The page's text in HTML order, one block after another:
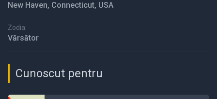
New Haven, Connecticut, USA
Zodia:
Vărsător
Cunoscut pentru